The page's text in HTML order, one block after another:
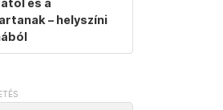
és a
– helyszíni